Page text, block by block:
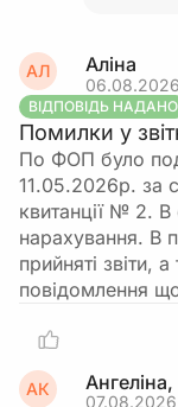
АЛ Аліна
ВІДПОВІДЬ НАДАНО
Помилки у
По ФОП було
11.05.2026р. за
квитанції № 2.
нарахування. В
прийняті звіти,
повідомлення
АК